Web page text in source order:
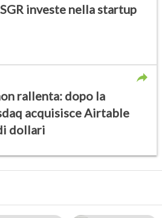
investe nella startup
rallenta: dopo la
acquisisce Airtable
dollari